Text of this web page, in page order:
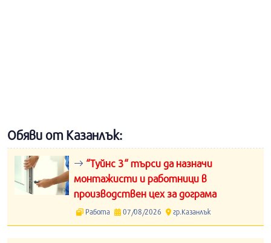
Обяви от Казанлък:
“Туйнс 3“ търси да назначи
монтажисти и работници в
производствен цех за дограма
Работа 07/08/2026 гр.Казанлък